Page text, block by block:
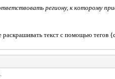
региону, к которому
текст с помощью